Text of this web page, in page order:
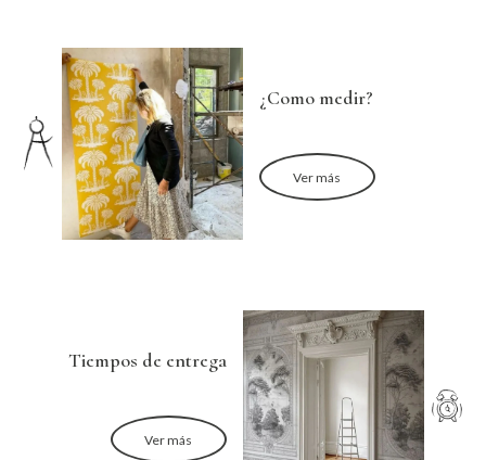
¿Como medir?
Ver más
Tiempos de entrega
Ver más